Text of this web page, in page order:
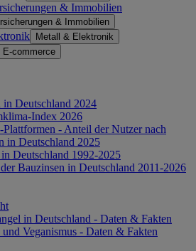
& Immobilien
& Immobilien
Metall & Elektronik
E-commerce
in Deutschland 2024
Index 2026
Plattformen - Anteil der Nutzer nach
in Deutschland 2025
Deutschland 1992-2025
Bauzinsen in Deutschland 2011-2026
in Deutschland - Daten & Fakten
und Veganismus - Daten & Fakten